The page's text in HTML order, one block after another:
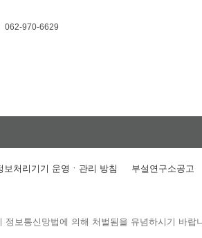
062-970-6629
보처리기기 운영ㆍ관리 방침 부설연구소공고
보통신망법에 의해 처벌됨을 유념하시기 바랍